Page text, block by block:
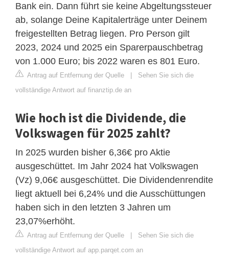
Bank ein. Dann führt sie keine Abgeltungssteuer
ab, solange Deine Kapitalerträge unter Deinem
freigestellten Betrag liegen. Pro Person gilt
2023, 2024 und 2025 ein Sparerpauschbetrag
von 1.000 Euro; bis 2022 waren es 801 Euro.
Antrag auf Entfernung der Quelle | Sehen Sie sich die
vollständige Antwort auf finanztip.de an
Wie hoch ist die Dividende, die
Volkswagen für 2025 zahlt?
In 2025 wurden bisher 6,36€ pro Aktie
ausgeschüttet. Im Jahr 2024 hat Volkswagen
(Vz) 9,06€ ausgeschüttet. Die Dividendenrendite
liegt aktuell bei 6,24% und die Ausschüttungen
haben sich in den letzten 3 Jahren um
23,07%erhöht.
Antrag auf Entfernung der Quelle | Sehen Sie sich die
vollständige Antwort auf app.parqet.com an